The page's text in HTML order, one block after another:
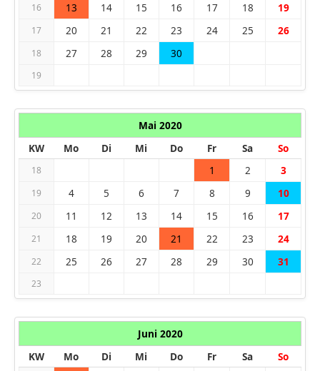
16 13 14 15 16 17 18 19
17 20 21 22 23 24 25 26
18 27 28 29 30
19
Mai 2020
KW
Mo Di Mi Do Fr Sa So
18 1 2 3
19 4 5 6 7 8 9 10
20 11 12 13 14 15 16 17
21 18 19 20 21 22 23 24
22 25 26 27 28 29 30 31
23
Juni 2020
KW
Mo Di Mi Do Fr Sa So